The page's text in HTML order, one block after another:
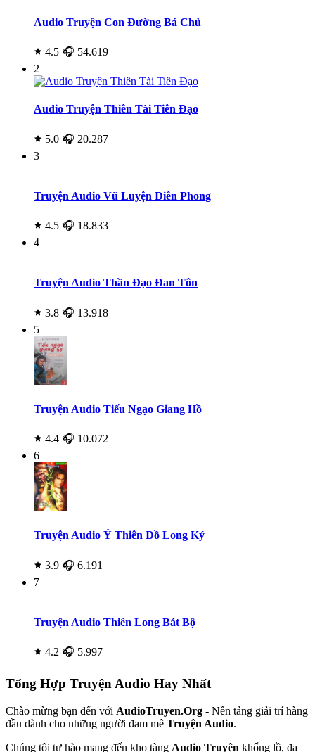
Audio Truyện Con Đường Bá Chủ
4.5 🎧 54.619
2
Audio Truyện Thiên Tài Tiên Đạo
5.0 🎧 20.287
3
Truyện Audio Vũ Luyện Điên Phong
4.5 🎧 18.833
4
Truyện Audio Thần Đạo Đan Tôn
3.8 🎧 13.918
5
Truyện Audio Tiếu Ngạo Giang Hồ
4.4 🎧 10.072
6
Truyện Audio Ỷ Thiên Đồ Long Ký
3.9 🎧 6.191
7
Truyện Audio Thiên Long Bát Bộ
4.2 🎧 5.997
Tổng Hợp Truyện Audio Hay Nhất
Chào mừng bạn đến với AudioTruyen.Org - Nền tảng giải trí hàng
đầu dành cho những người đam mê Truyện Audio.
Chúng tôi tự hào mang đến kho tàng Audio Truyện khổng lồ, đa